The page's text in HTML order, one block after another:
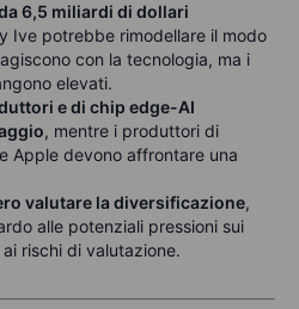
6,5 miliardi di dollari
Ive potrebbe rimodellare il modo
con la tecnologia, ma i
elevati.
e di chip edge-AI
, mentre i produttori di
Apple devono affrontare una
valutare la diversificazione,
alle potenziali pressioni sui
rischi di valutazione.